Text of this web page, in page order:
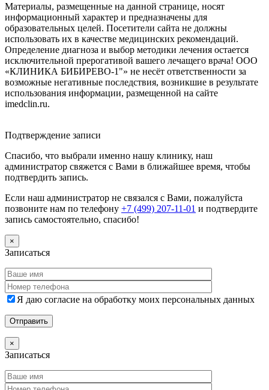
Материалы, размещенные на данной странице, носят
информационный характер и предназначены для
образовательных целей. Посетители сайта не должны
использовать их в качестве медицинских рекомендаций.
Определение диагноза и выбор методики лечения остается
исключительной прерогативой вашего лечащего врача! ООО
«КЛИНИКА БИБИРЕВО-1"» не несёт ответственности за
возможные негативные последствия, возникшие в результате
использования информации, размещенной на сайте
imedclin.ru.
Подтверждение записи
Спасибо, что выбрали именно нашу клинику, наш
администратор свяжется с Вами в ближайшее время, чтобы
подтвердить запись.
Если наш администратор не связался с Вами, пожалуйста
позвоните нам по телефону +7 (499) 207-11-01 и подтвердите
запись самостоятельно, спасибо!
×
Записаться
Я даю согласие на обработку моих персональных данных
×
Записаться